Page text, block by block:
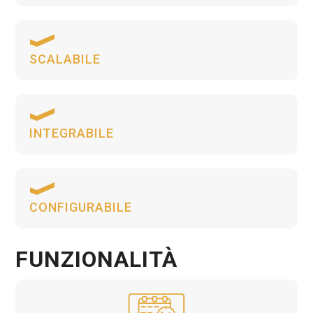
SCALABILE
INTEGRABILE
CONFIGURABILE
FUNZIONALITÀ